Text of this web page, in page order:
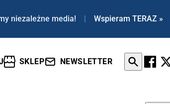
niezależne media! | Wspieram TERAZ »
SKLEP NEWSLETTER